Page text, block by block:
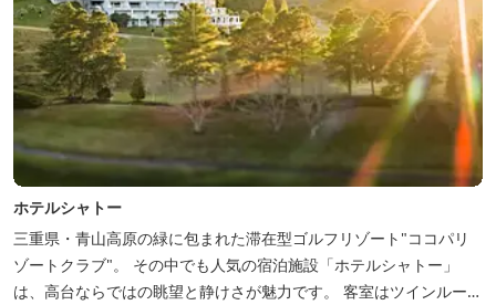
ホテルシャトー
三重県・青山高原の緑に包まれた滞在型ゴルフリゾート"ココパリ
ゾートクラブ"。 その中でも人気の宿泊施設「ホテルシャトー」
は、高台ならではの眺望と静けさが魅力です。 客室はツインルーム